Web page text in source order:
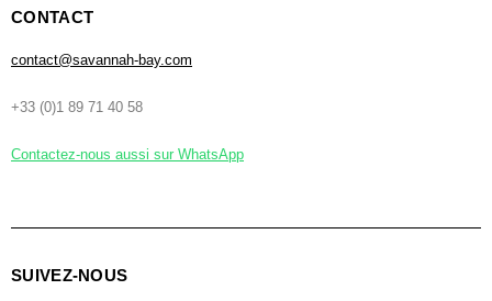
CONTACT
contact@savannah-bay.com
+33 (0)1 89 71 40 58
Contactez-nous aussi sur WhatsApp
SUIVEZ-NOUS